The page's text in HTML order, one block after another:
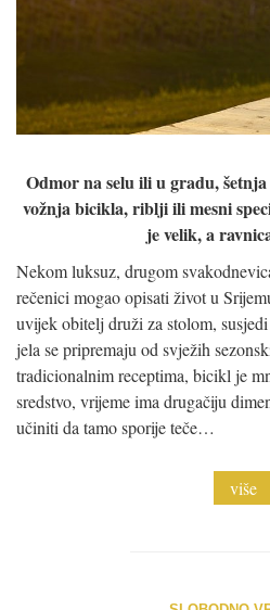
Odmor na selu ili u gradu,
vožnja bicikla, riblji ili mesni
je velik, a
Nekom luksuz, drugom
rečenici mogao opisati život u
uvijek obitelj druži za stolom,
jela se pripremaju od svježih
tradicionalnim receptima, bicikl je
sredstvo, vrijeme ima drugačiju
učiniti da tamo sporije teče…
više